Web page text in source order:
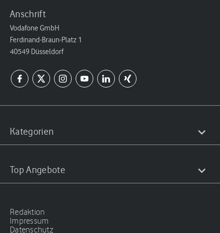
Anschrift
Vodafone GmbH
Ferdinand-Braun-Platz 1
40549 Düsseldorf
Kategorien
Top Angebote
Redaktion
Impressum
Datenschutz